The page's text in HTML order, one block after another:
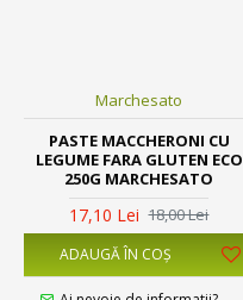
Marchesato
PASTE MACCHERONI CU
LEGUME FARA GLUTEN ECO
250G MARCHESATO
17,10 Lei 18,00 Lei
ADAUGĂ ÎN COŞ